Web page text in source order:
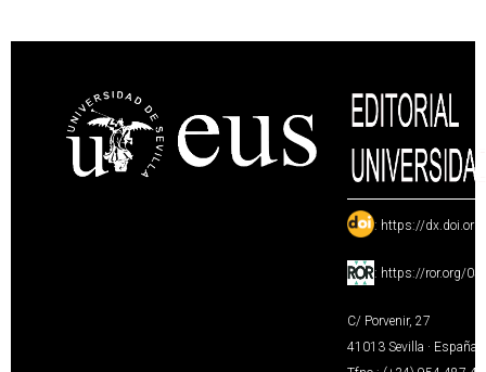
: https://
: https://ror.org/
C/ Porvenir, 27
41013 Sevilla · España